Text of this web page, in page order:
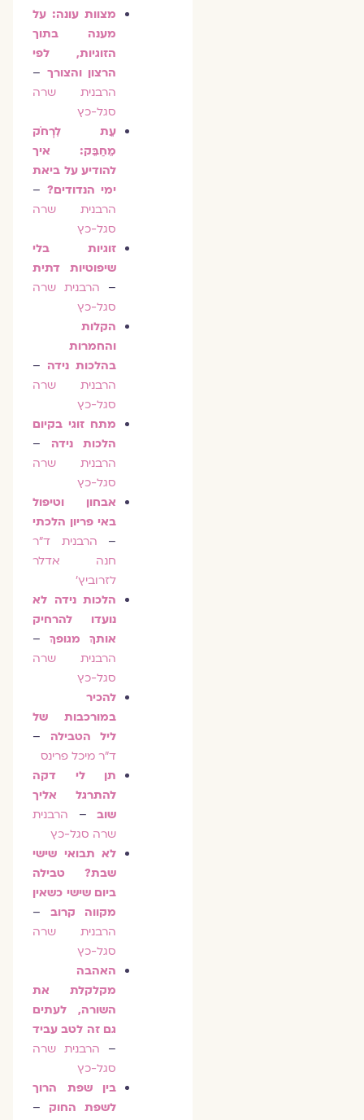
מצוות עונה: על
מענה בתוך
הזוגיות, לפי
הרצון והצורך–
הרבנית שרה
סגל-כץ
עֵת לִרְחֹק
מֵחַבֵּק: איך
להודיע על ביאת
ימי הנדודים?–
הרבנית שרה
סגל-כץ
זוגיות בלי
שיפוטיות דתית
– הרבנית שרה
סגל-כץ
הקלות
והחמרות
בהלכות נידה–
הרבנית שרה
סגל-כץ
מתח זוגי בקיום
הלכות נידה–
הרבנית שרה
סגל-כץ
אבחון וטיפול
באי פריון הלכתי
–
הרבנית ד"ר
חנה אדלר
לזרוביץ'
הלכות נידה לא
נועדו להרחיק
אותךְ מגופךְ–
הרבנית שרה
סגל-כץ
להכיר
במורכבות של
ליל הטבילה–
ד"ר מיכל פרינס
תן לי דקה
להתרגל אליך
שוב–
הרבנית
שרה סגל-כץ
לא תבואי שישי
שבת? טבילה
ביום שישי כשאין
מקווה קרוב–
הרבנית שרה
סגל-כץ
האהבה
מקלקלת את
השורה, לעתים
גם זה לטב עביד
– הרבנית שרה
סגל-כץ
בין שפת הרוך
לשפת החוק–